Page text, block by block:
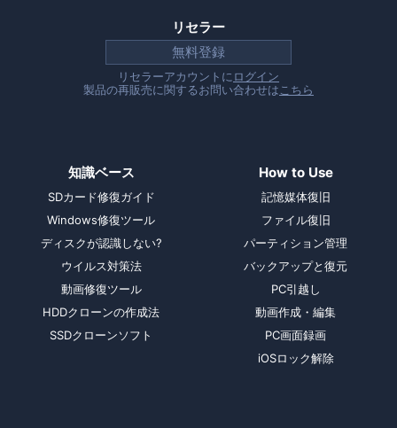
リセラー
無料登録
リセラーアカウントにログイン
製品の再販売に関するお問い合わせはこちら
知識ベース
SDカード修復ガイド
Windows修復ツール
ディスクが認識しない?
ウイルス対策法
動画修復ツール
HDDクローンの作成法
SSDクローンソフト
How to Use
記憶媒体復旧
ファイル復旧
パーティション管理
バックアップと復元
PC引越し
動画作成・編集
PC画面録画
iOSロック解除